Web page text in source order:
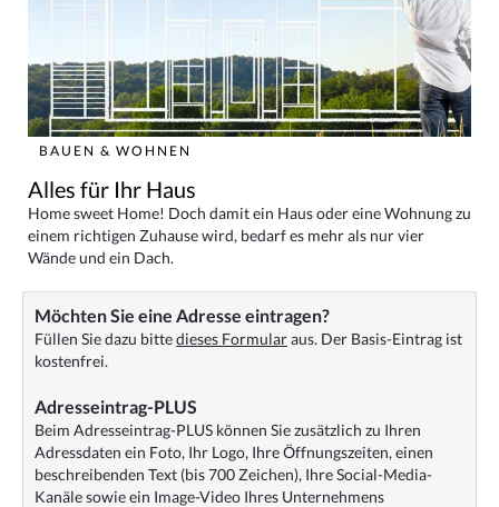
BAUEN & WOHNEN
Alles für Ihr Haus
Home sweet Home! Doch damit ein Haus oder eine Wohnung zu
einem richtigen Zuhause wird, bedarf es mehr als nur vier
Wände und ein Dach.
Möchten Sie eine Adresse eintragen?
Füllen Sie dazu bittedieses Formularaus. Der Basis-Eintrag ist
kostenfrei.
Adresseintrag-PLUS
Beim Adresseintrag-PLUS können Sie zusätzlich zu Ihren
Adressdaten ein Foto, Ihr Logo, Ihre Öffnungszeiten, einen
beschreibenden Text (bis 700 Zeichen), Ihre Social-Media-
Kanäle sowie ein Image-Video Ihres Unternehmens